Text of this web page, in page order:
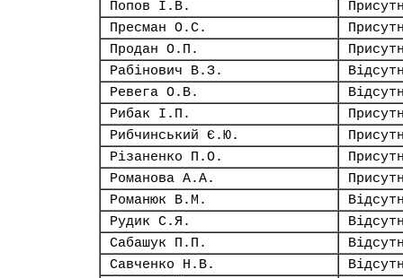
Попов І.В.
Пресман О.С.
Продан О.П.
Рабінович В.З.
Ревега О.В.
Рибак І.П.
Рибчинський Є.Ю.
Різаненко П.О.
Романова А.А.
Романюк В.М.
Рудик С.Я.
Сабашук П.П.
Савченко Н.В.